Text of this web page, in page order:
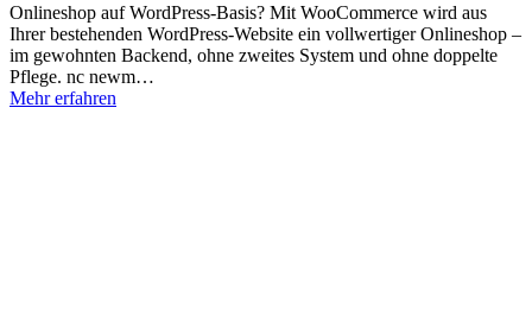
Onlineshop auf WordPress-Basis? Mit WooCommerce wird aus
Ihrer bestehenden WordPress-Website ein vollwertiger Onlineshop –
im gewohnten Backend, ohne zweites System und ohne doppelte
Pflege. nc newm…
Mehr erfahren